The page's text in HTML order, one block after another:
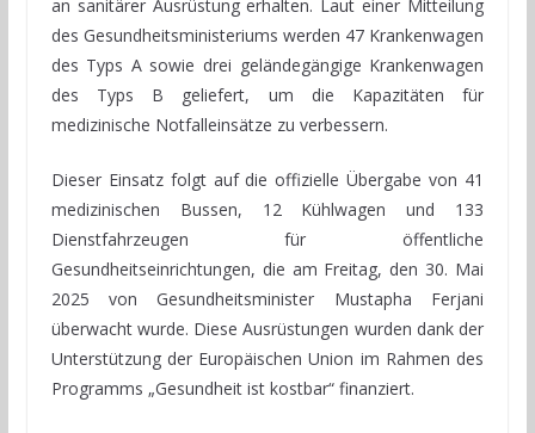
an sanitärer Ausrüstung erhalten. Laut einer Mitteilung
des Gesundheitsministeriums werden 47 Krankenwagen
des Typs A sowie drei geländegängige Krankenwagen
des Typs B geliefert, um die Kapazitäten für
medizinische Notfalleinsätze zu verbessern.
Dieser Einsatz folgt auf die offizielle Übergabe von 41
medizinischen Bussen, 12 Kühlwagen und 133
Dienstfahrzeugen für öffentliche
Gesundheitseinrichtungen, die am Freitag, den 30. Mai
2025 von Gesundheitsminister Mustapha Ferjani
überwacht wurde. Diese Ausrüstungen wurden dank der
Unterstützung der Europäischen Union im Rahmen des
Programms „Gesundheit ist kostbar“ finanziert.